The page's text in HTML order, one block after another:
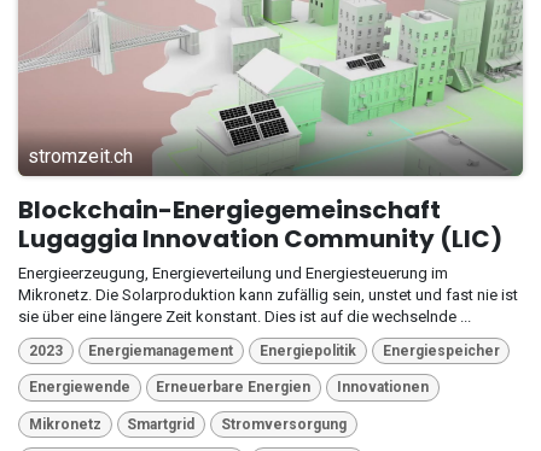
stromzeit.ch
Blockchain-Energiegemeinschaft
Lugaggia Innovation Community (LIC)
Energieerzeugung, Energieverteilung und Energiesteuerung im
Mikronetz. Die Solarproduktion kann zufällig sein, unstet und fast nie ist
sie über eine längere Zeit konstant. Dies ist auf die wechselnde ...
2023 Energiemanagement Energiepolitik Energiespeicher
Energiewende Erneuerbare Energien Innovationen
Mikronetz Smartgrid Stromversorgung